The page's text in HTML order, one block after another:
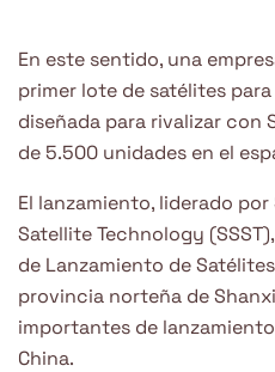
En este sentido, una
primer lote de satélites
diseñada para rivalizar con
de 5.500 unidades en el
El lanzamiento, liderado
Satellite Technology
de Lanzamiento de
provincia norteña de
importantes de
China.